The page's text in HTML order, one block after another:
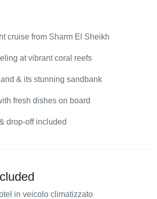
cruise from Sharm El Sheikh
at vibrant coral reefs
& its stunning sandbank
fresh dishes on board
drop-off included
in veicolo climatizzato